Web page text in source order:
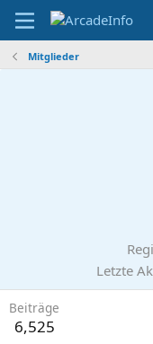
Mitglieder
Letzte
Beiträge
6,525